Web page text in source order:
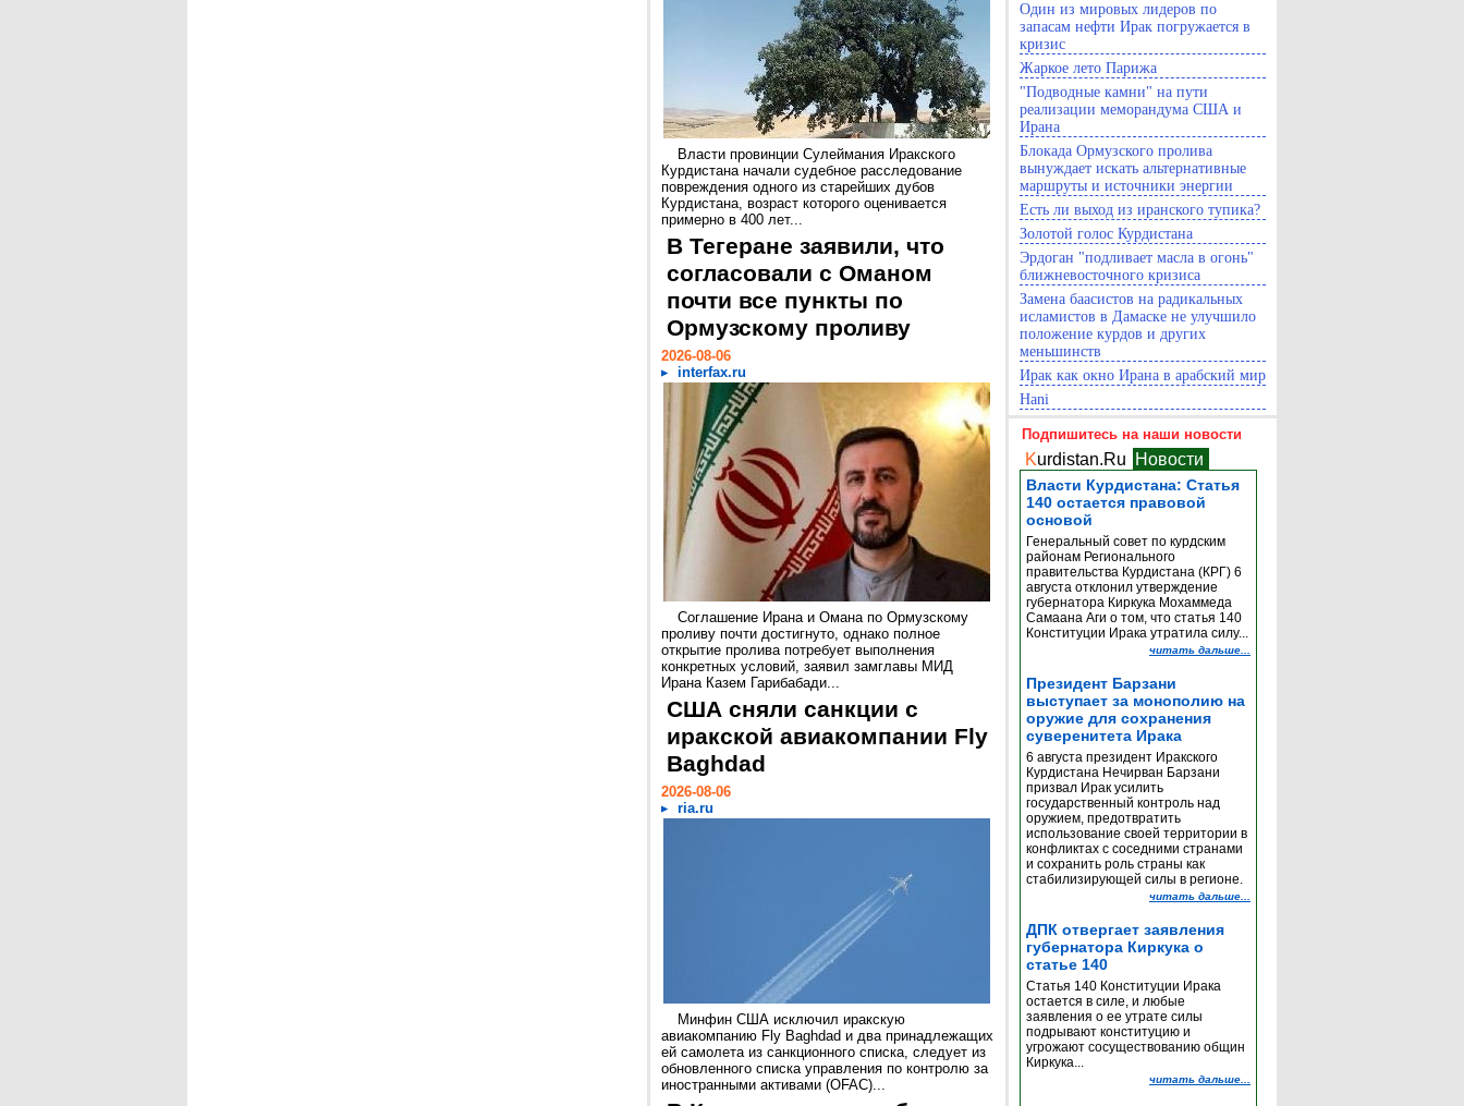
Власти провинции Сулеймания Иракского
Курдистана начали судебное расследование
повреждения одного из старейших дубов
Курдистана, возраст которого оценивается
примерно в 400 лет...
В Тегеране заявили, что
согласовали с Оманом
почти все пункты по
Ормузскому проливу
2026-08-06
interfax.ru
Соглашение Ирана и Омана по Ормузскому
проливу почти достигнуто, однако полное
открытие пролива потребует выполнения
конкретных условий, заявил замглавы МИД
Ирана Казем Гарибабади...
США сняли санкции с
иракской авиакомпании Fly
Baghdad
2026-08-06
ria.ru
Минфин США исключил иракскую
авиакомпанию Fly Baghdad и два принадлежащих
ей самолета из санкционного списка, следует из
обновленного списка управления по контролю за
иностранными активами (OFAC)...
Один из мировых лидеров по
запасам нефти Ирак погружается в
кризис
Жаркое лето Парижа
"Подводные камни" на пути
реализации меморандума США и
Ирана
Блокада Ормузского пролива
вынуждает искать альтернативные
маршруты и источники энергии
Есть ли выход из иранского тупика?
Золотой голос Курдистана
Эрдоган "подливает масла в огонь"
ближневосточного кризиса
Замена баасистов на радикальных
исламистов в Дамаске не улучшило
положение курдов и других
меньшинств
Ирак как окно Ирана в арабский мир
Hani
Подпишитесь на наши новости
Kurdistan.Ru Новости
Власти Курдистана: Статья
140 остается правовой
основой
Генеральный совет по курдским
районам Регионального
правительства Курдистана (КРГ) 6
августа отклонил утверждение
губернатора Киркука Мохаммеда
Самаана Аги о том, что статья 140
Конституции Ирака утратила силу...
читать дальше...
Президент Барзани
выступает за монополию на
оружие для сохранения
суверенитета Ирака
6 августа президент Иракского
Курдистана Нечирван Барзани
призвал Ирак усилить
государственный контроль над
оружием, предотвратить
использование своей территории в
конфликтах с соседними странами
и сохранить роль страны как
стабилизирующей силы в регионе.
читать дальше...
ДПК отвергает заявления
губернатора Киркука о
статье 140
Статья 140 Конституции Ирака
остается в силе, и любые
заявления о ее утрате силы
подрывают конституцию и
угрожают сосуществованию общин
Киркука...
читать дальше...